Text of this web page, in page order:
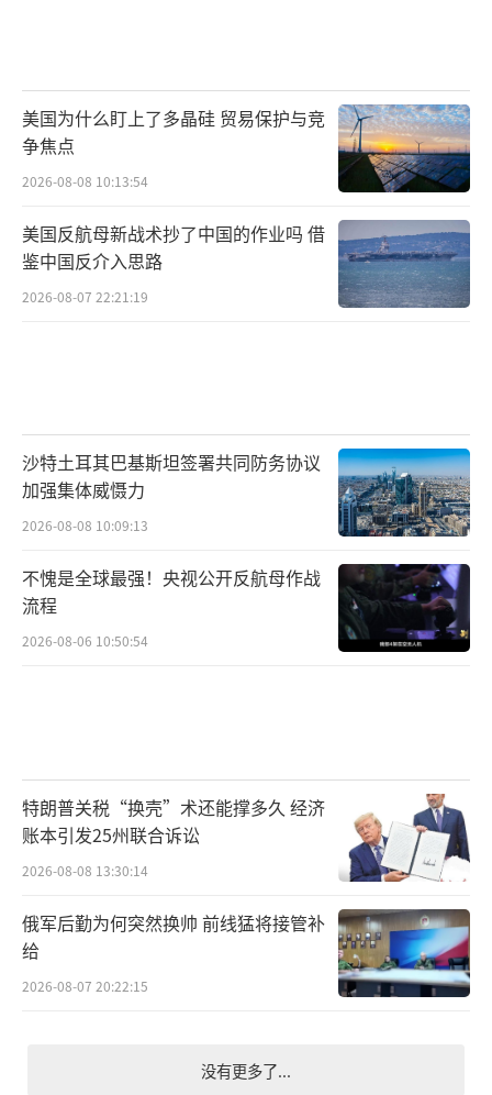
美国为什么盯上了多晶硅 贸易保护与竞
争焦点
2026-08-08 10:13:54
美国反航母新战术抄了中国的作业吗 借
鉴中国反介入思路
2026-08-07 22:21:19
沙特土耳其巴基斯坦签署共同防务协议
加强集体威慑力
2026-08-08 10:09:13
不愧是全球最强！央视公开反航母作战
流程
2026-08-06 10:50:54
特朗普关税“换壳”术还能撑多久 经济
账本引发25州联合诉讼
2026-08-08 13:30:14
俄军后勤为何突然换帅 前线猛将接管补
给
2026-08-07 20:22:15
没有更多了...